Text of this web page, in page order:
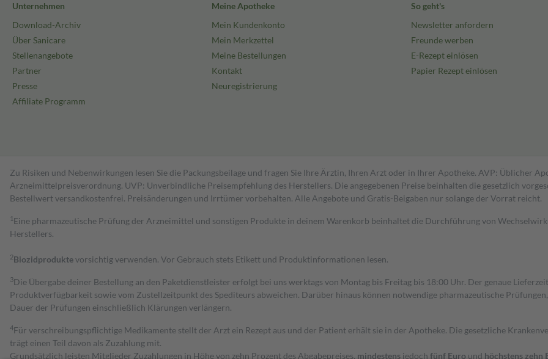
Unternehmen
Download-Archiv
Über Sanicare
Stellenangebote
Partner
Presse
Affiliate Programm
Meine Apotheke
Mein Kundenkonto
Mein Merkzettel
Meine Bestellungen
Kontakt
Neuregistrierung
So geht's
Newsletter anfordern
Freunde werben
E-Rezept einlösen
Papier Rezept einlösen
Zu Risiken und Nebenwirkungen lesen Sie die Packungsbeilage und fragen Sie Ihre Ärztin, Ihren Arzt oder in Ihrer Apotheke. AVP: Üblicher
Arzneimittelpreisverordnung. UVP: Unverbindliche Preisempfehlung des Herstellers. Die angegebenen Preise beinhalten die gesetzlich
Bestell­wert versand­kosten­frei. Preisänderungen und Irrtümer vorbehalten. Alle Angebote und Gratis-Beigaben nur solange der Vorrat reicht.
1 Eine pharmazeutische Prüfung der Arzneimittel und sonstigen Produkte in deinem Warenkorb beinhaltet die Durchführung von
Herstellers.
2Biozidproduktevorsichtig verwenden. Vor Gebrauch stets Etikett und Produktinformationen lesen.
3Die Übergabe deiner Bestellung an den Paketdienstleister erfolgt bei uns werktags von Montag bis Freitag bis 18:00 Uhr. Der genaue
Produktverfügbarkeit sowie vom Zustellzeitpunkt des Spediteurs abweichen. Darüber hinaus können notwendige pharmazeutische
Dauer der Prüfungen einschließlich Klärungen verlängern.
4Für verschreibungspflichtige Medikamente stellt der Arzt ein Rezept aus und der Patient erhält sie in der Apotheke. Die gesetzliche
trägt einen Teil davon als Zuzahlung mit.
Grundsätzlich leisten Mitglieder Zuzahlungen in Höhe von zehn Prozent des Abgabepreises, mindestens jedoch fünf Euro und höchstens zehn